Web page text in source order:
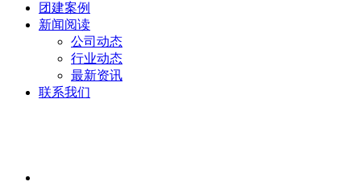
团建案例
新闻阅读
公司动态
行业动态
最新资讯
联系我们